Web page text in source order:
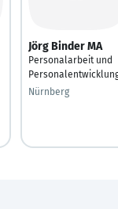
Jörg Binder MA
Personalarbeit und
Nürnberg